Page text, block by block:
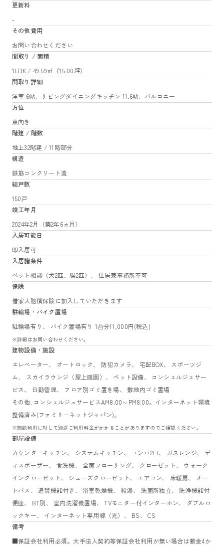
更新料
-
その他費用
お問い合わせください
間取り / 面積
1LDK / 49.59㎡（15.00坪）
間取り詳細
洋室 6帖、リビングダイニングキッチン 11.6帖、バルコニー
方位
東向き
階建 / 階数
地上32階建 / 11階部分
構造
鉄筋コンクリート造
総戸数
150戸
竣工年月
2024年2月（築2年6ヵ月）
入居可能日
即入居可
入居諸条件
ペット相談（犬2匹、猫2匹）、 住居兼事務所不可
保険
借家人賠償保険に加入していただきます
駐輪場・バイク置場
駐輪場有り、 バイク置場有り 1台分11,000円(税込)
※詳細はお問い合わせください。
建物設備・施設
エレベーター、 オートロック、 防犯カメラ、 宅配BOX、 スポーツジ
ム、 スカイラウンジ（屋上庭園）、 ペット設備、 コンシェルジェサー
ビス、 日勤管理、 フロア別ゴミ置き場、 敷地内ゴミ置場
その他: コンシェルジュサービスAM8:00～PM8:00。インターネット環境
整備済み(ファミリーネットジャパン)。
※施設利用に対して別途ご利用料金がかかることがありますのでご確認ください。
部屋設備
カウンターキッチン、 システムキッチン、 コンロ2口、 ガスレンジ、 デ
ィスポーザー、 食洗機、 全面フローリング、 クローゼット、 ウォーク
インクローゼット、 シューズクローゼット、 エアコン、 床暖房、 オー
トバス、 追焚機能付き、 浴室乾燥機、 給湯、 洗面所独立、 洗浄機能付
便座、 BT別、 室内洗濯機置場、 TVモニター付インターホン、 ダブルロ
ックキー、 インターネット専用線（光）、 BS、 CS
備考
■保証会社利用必須。大手法人契約等保証会社利用が無い場合は敷金4か